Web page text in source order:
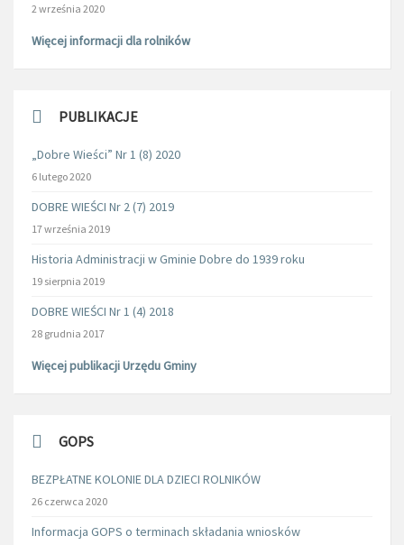
2 września 2020
Więcej informacji dla rolników
PUBLIKACJE
„Dobre Wieści” Nr 1 (8) 2020
6 lutego 2020
DOBRE WIEŚCI Nr 2 (7) 2019
17 września 2019
Historia Administracji w Gminie Dobre do 1939 roku
19 sierpnia 2019
DOBRE WIEŚCI Nr 1 (4) 2018
28 grudnia 2017
Więcej publikacji Urzędu Gminy
GOPS
BEZPŁATNE KOLONIE DLA DZIECI ROLNIKÓW
26 czerwca 2020
Informacja GOPS o terminach składania wniosków